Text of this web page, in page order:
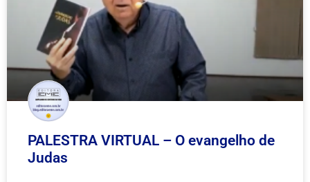
PALESTRA VIRTUAL – O evangelho de
Judas